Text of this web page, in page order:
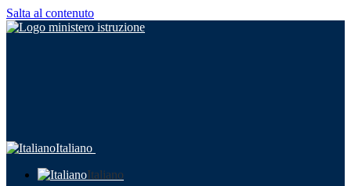
Salta al contenuto
Italiano
Italiano